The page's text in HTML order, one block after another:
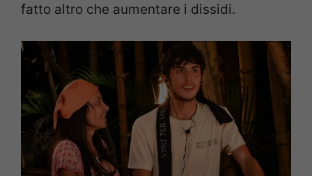
fatto altro che aumentare i dissidi.